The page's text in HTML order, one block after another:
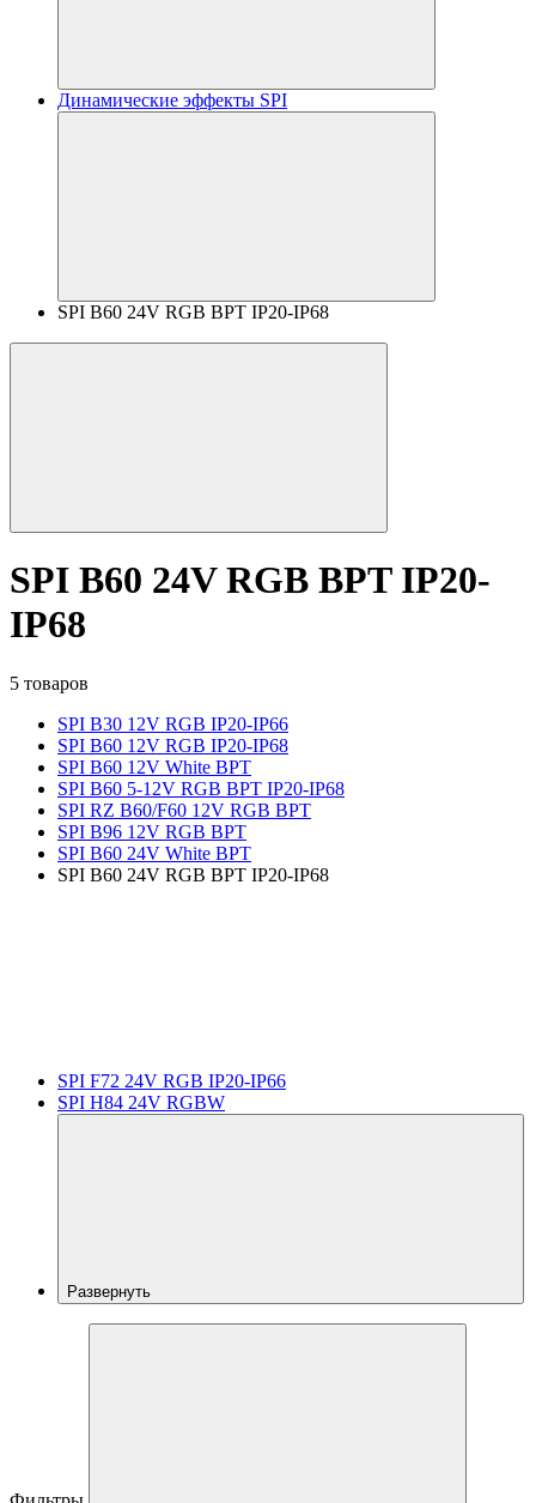
Динамические эффекты SPI
SPI B60 24V RGB BPT IP20-IP68
SPI B60 24V RGB BPT IP20-
IP68
5 товаров
SPI B30 12V RGB IP20-IP66
SPI B60 12V RGB IP20-IP68
SPI B60 12V White BPT
SPI B60 5-12V RGB BPT IP20-IP68
SPI RZ B60/F60 12V RGB BPT
SPI B96 12V RGB BPT
SPI B60 24V White BPT
SPI B60 24V RGB BPT IP20-IP68
SPI F72 24V RGB IP20-IP66
SPI H84 24V RGBW
Развернуть